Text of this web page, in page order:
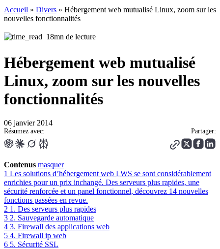
Accueil » Divers » Hébergement web mutualisé Linux, zoom sur les
nouvelles fonctionnalités
18mn de lecture
Hébergement web mutualisé
Linux, zoom sur les nouvelles
fonctionnalités
06 janvier 2014
Résumez avec: Partager:
Contenus masquer
1 Les solutions d’hébergement web LWS se sont considérablement
enrichies pour un prix inchangé. Des serveurs plus rapides, une
sécurité renforcée et un panel fonctionnel, découvrez 14 nouvelles
fonctions passées en revue.
2 1. Des serveurs plus rapides
3 2. Sauvegarde automatique
4 3. Firewall des applications web
5 4. Firewall ip web
6 5. Sécurité SSL